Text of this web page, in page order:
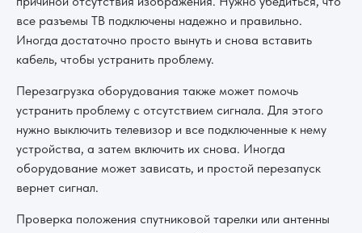
все разъемы ТВ подключены надежно и правильно.
Иногда достаточно просто вынуть и снова вставить
кабель, чтобы устранить проблему.
Перезагрузка оборудования также может помочь
устранить проблему с отсутствием сигнала. Для этого
нужно выключить телевизор и все подключенные к нему
устройства, а затем включить их снова. Иногда
оборудование может зависать, и простой перезапуск
вернет сигнал.
Проверка положения спутниковой тарелки или антенны